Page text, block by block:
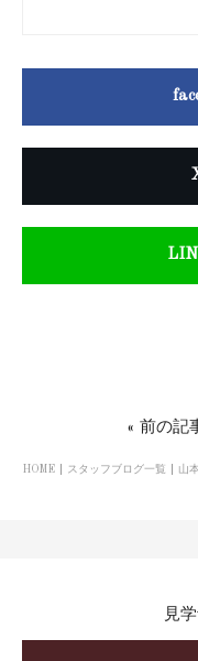
« 前の記
HOME スタッフブログ一覧 山
見